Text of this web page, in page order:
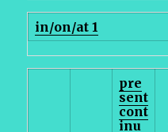
in/on/at 1
pre
sent
cont
inu